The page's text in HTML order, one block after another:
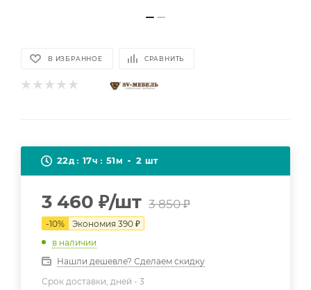
В ИЗБРАННОЕ СРАВНИТЬ
22д 17ч 51м 2 шт
3 460 ₽/шт 3 850₽
-10% Экономия 390 ₽
в наличии
Нашли дешевле? Сделаем скидку
Срок доставки, дней - 3